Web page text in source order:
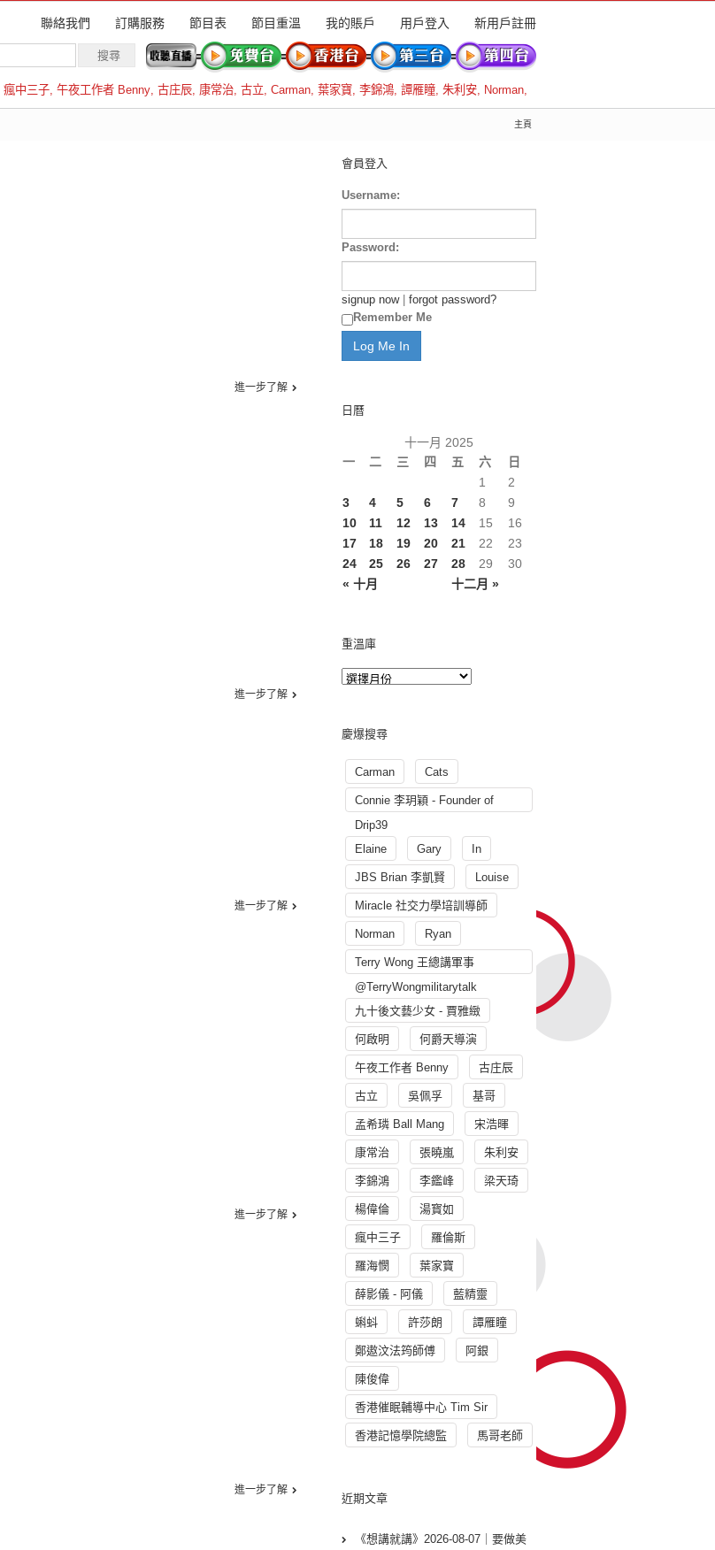
聯絡我們 訂購服務 節目表 節目重溫 我的賬戶 用戶登入 新用戶註冊
瘋中三子, 午夜工作者 Benny, 古庄辰, 康常治, 古立, Carman, 葉家寶, 李錦鴻, 譚雁瞳, 朱利安, Norman,
主頁
進一步了解
進一步了解
進一步了解
進一步了解
進一步了解
會員登入
Username:
Password:
signup now| forgot password?
Remember Me
日曆
十一月 2025
一
二 三 四 五 六 日
« 十月 十二月 »
1
2
3
4 5 6 7 8
9
10
11 12 13 14 15
16
17
18 19 20 21 22
23
24
25 26 27 28 29 30
重溫庫
慶爆搜尋
Carman Cats
Connie 李玥穎 - Founder of
Drip39
Elaine
Gary In
JBS Brian 李凱賢 Louise
Miracle 社交力學培訓導師
Norman Ryan
Terry Wong 王總講軍事
@TerryWongmilitarytalk
九十後文藝少女 - 賈雅緻
何啟明 何爵天導演
午夜工作者 Benny 古庄辰
古立 吳佩孚 基哥
孟希璘 Ball Mang 宋浩暉
康常治 張曉嵐 朱利安
李錦鴻 李鑑峰 梁天琦
楊偉倫 湯寳如
瘋中三子 羅倫斯
羅海憫 葉家寶
薛影儀 - 阿儀 藍精靈
蝌蚪 許莎朗 譚雁瞳
鄭遨汶法筠師傅 阿銀
陳俊偉
香港催眠輔導中心 Tim Sir
香港記憶學院總監 馬哥老師
近期文章
《想講就講》2026-08-07｜要做美